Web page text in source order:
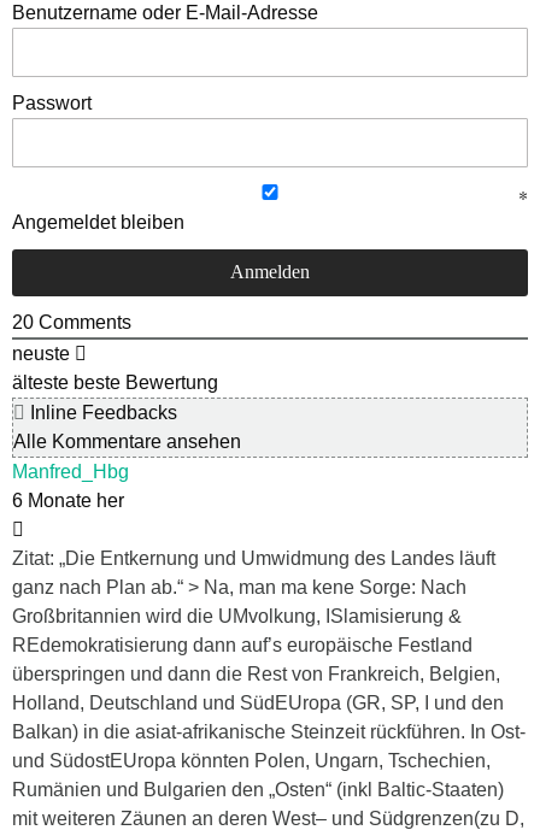
Benutzername oder E-Mail-Adresse
Passwort
Angemeldet bleiben
20 Comments
neuste
älteste beste Bewertung
Inline Feedbacks
Alle Kommentare ansehen
Manfred_Hbg
6 Monate her
Zitat: „Die Entkernung und Umwidmung des Landes läuft
ganz nach Plan ab.“ > Na, man ma kene Sorge: Nach
Großbritannien wird die UMvolkung, ISlamisierung &
REdemokratisierung dann auf’s europäische Festland
überspringen und dann die Rest von Frankreich, Belgien,
Holland, Deutschland und SüdEUropa (GR, SP, I und den
Balkan) in die asiat-afrikanische Steinzeit rückführen. In Ost-
und SüdostEUropa könnten Polen, Ungarn, Tschechien,
Rumänien und Bulgarien den „Osten“ (inkl Baltic-Staaten)
mit weiteren Zäunen an deren West– und Südgrenzen(zu D,